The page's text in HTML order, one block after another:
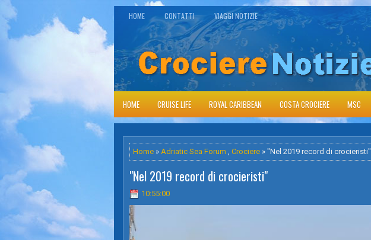
HOME CONTATTI VIAGGI NOTIZIE
HOME CRUISE LIFE ROYAL CARIBBEAN COSTA CROCIERE MSC
Home » Adriatic Sea Forum , Crociere » "Nel 2019 record di crocieristi"
"Nel 2019 record di crocieristi"
10:55:00